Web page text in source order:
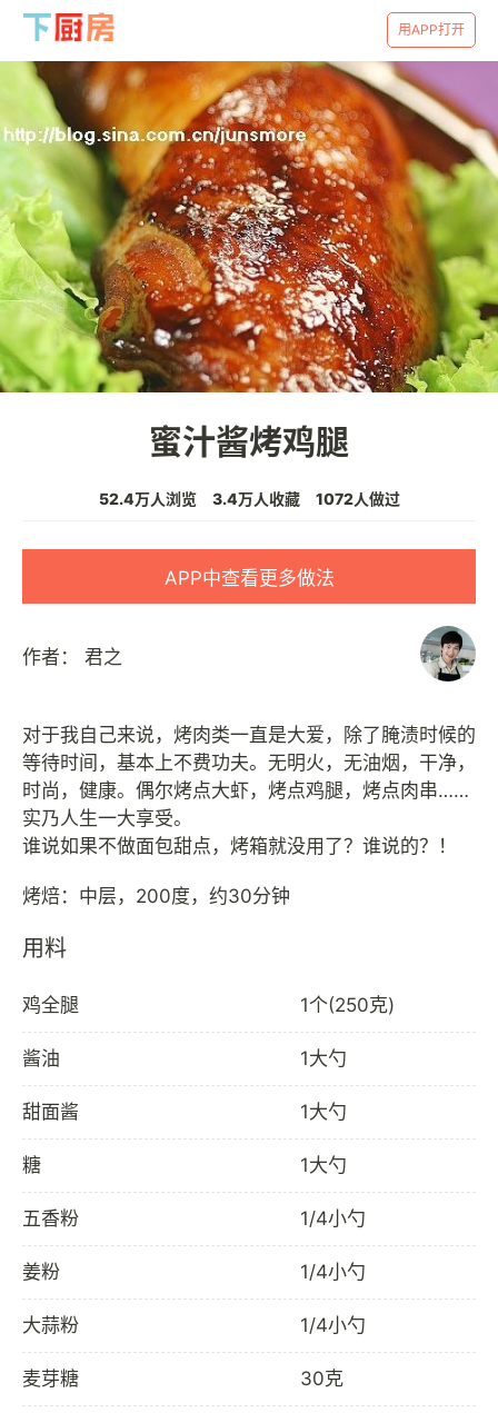
用APP打开
蜜汁酱烤鸡腿
52.4万人浏览 3.4万人收藏 1072人做过
APP中查看更多做法
作者： 君之
对于我自己来说，烤肉类一直是大爱，除了腌渍时候的
等待时间，基本上不费功夫。无明火，无油烟，干净，
时尚，健康。偶尔烤点大虾，烤点鸡腿，烤点肉串……
实乃人生一大享受。
谁说如果不做面包甜点，烤箱就没用了？谁说的？！
用料
鸡全腿 1个(250克)
酱油 1大勺
甜面酱 1大勺
糖 1大勺
五香粉 1/4小勺
姜粉 1/4小勺
大蒜粉 1/4小勺
麦芽糖 30克